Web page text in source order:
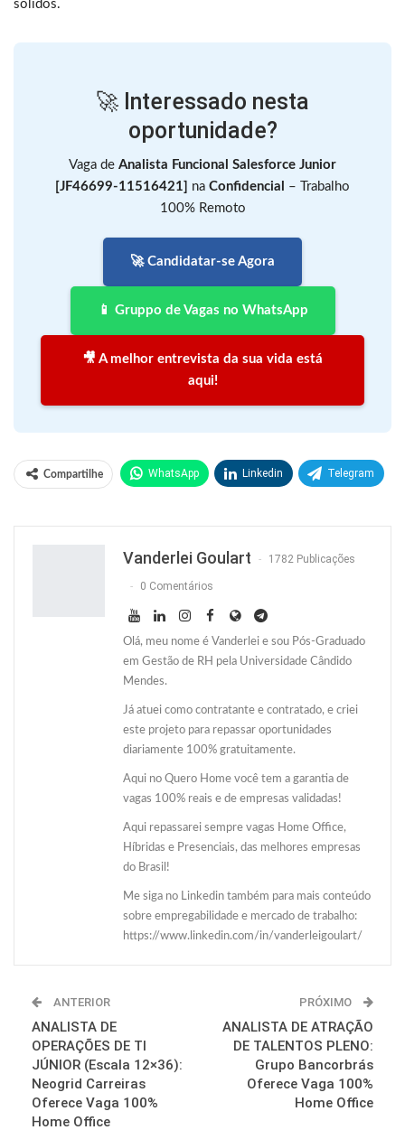
sólidos.
🚀 Interessado nesta
oportunidade?
Vaga de Analista Funcional Salesforce Junior
[JF46699-11516421] na Confidencial
– Trabalho
100% Remoto
🚀 Candidatar-se Agora
📱 Gruppo de Vagas no WhatsApp
🎥 A melhor entrevista da sua vida está
aqui!
Compartilhe WhatsApp Linkedin Telegram
Vanderlei Goulart 1782 Publicações
0 Comentários
Olá, meu nome é Vanderlei e sou Pós-Graduado
em Gestão de RH pela Universidade Cândido
Mendes.
Já atuei como contratante e contratado, e criei
este projeto para repassar oportunidades
diariamente 100% gratuitamente.
Aqui no Quero Home você tem a garantia de
vagas 100% reais e de empresas validadas!
Aqui repassarei sempre vagas Home Office,
Híbridas e Presenciais, das melhores empresas
do Brasil!
Me siga no Linkedin também para mais conteúdo
sobre empregabilidade e mercado de trabalho:
https://www.linkedin.com/in/vanderleigoulart/
ANTERIOR
ANALISTA DE
OPERAÇÕES DE TI
JÚNIOR (Escala 12×36):
Neogrid Carreiras
Oferece Vaga 100%
Home Office
PRÓXIMO
ANALISTA DE ATRAÇÃO
DE TALENTOS PLENO:
Grupo Bancorbrás
Oferece Vaga 100%
Home Office